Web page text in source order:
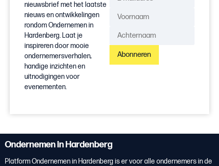
nieuwsbrief met het laatste
nieuws en ontwikkelingen
rondom Ondernemen in
Hardenberg. Laat je
inspireren door mooie
ondernemersverhalen,
handige inzichten en
uitnodigingen voor
evenementen.
Abonneren
Ondernemen in Hardenberg
Platform Ondernemen in Hardenberg is er voor alle ondernemers in de